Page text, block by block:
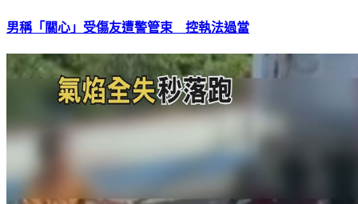
男稱「關心」受傷友遭警管束 控執法過當